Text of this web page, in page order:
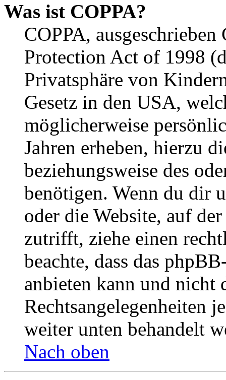
Was ist COPPA?
COPPA,
Protection Act of 1998
Privatsphäre von
Gesetz in den USA,
möglicherweise
Jahren erheben, hierzu
beziehungsweise des
benötigen. Wenn du dir
oder die Website, auf
zutrifft, ziehe einen
beachte, dass das
anbieten kann und nicht
Rechtsangelegenheiten
weiter unten behandelt
Nach oben